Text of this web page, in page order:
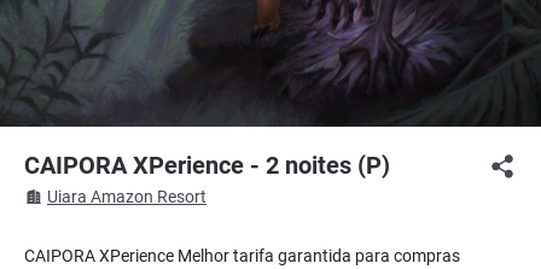
CAIPORA XPerience - 2 noites (P)
Uiara Amazon Resort
CAIPORA XPerience Melhor tarifa garantida para compras